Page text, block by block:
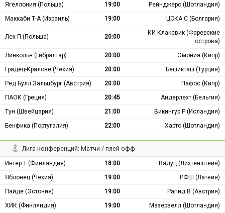
Ягеллония (Польша)
19:00
Рейнджерс (Шотландия)
Маккаби Т-А (Израиль)
19:00 ЦСКА С (Болгария)
Лех П (Польша) 20:00
КИ Клаксвик (Фарерские
острова)
Линкольн (Гибралтар)
20:00
Омония (Кипр)
Градец-Кралове (Чехия)
20:00
Бешикташ (Турция)
Ред Булл Зальцбург (Австрия)
20:00
Пафос (Кипр)
ПАОК (Греция)
20:45
Андерлехт (Бельгия)
Тун (Швейцария)
21:00
Викингур Р (Исландия)
Бенфика (Португалия)
22:00 Хартс (Шотландия)
Лига конференций: Матчи / плей-офф
Интер Т (Финляндия) 18:00
Вадуц (Лихтенштейн)
Яблонец (Чехия)
19:00
РФШ (Латвия)
Пайде (Эстония)
19:00
Рапид В (Австрия)
ХИК (Финляндия)
19:00
Мазервелл (Шотландия)